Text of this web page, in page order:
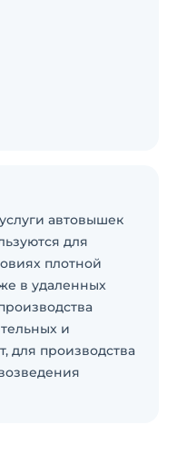
автовышек
для
плотной
в удаленных
и
для производства
осуществления